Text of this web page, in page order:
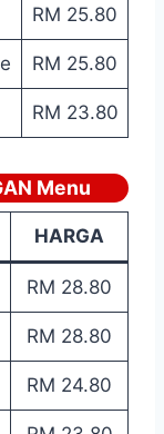
RM 25.80
RM 25.80
RM 23.80
Menu
HARGA
RM 28.80
RM 28.80
RM 24.80